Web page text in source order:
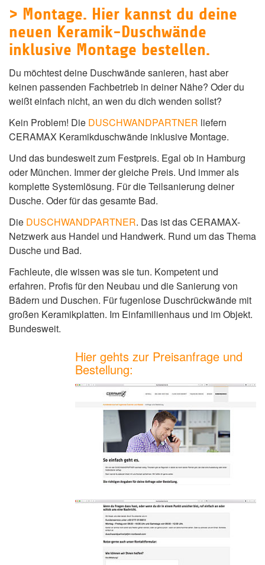
> Montage. Hier kannst du deine
neuen Keramik-Duschwände
inklusive Montage bestellen.
Du möchtest deine Duschwände sanieren, hast aber
keinen passenden Fachbetrieb in deiner Nähe? Oder du
weißt einfach nicht, an wen du dich wenden sollst?
Kein Problem! Die DUSCHWANDPARTNER liefern
CERAMAX Keramikduschwände inklusive Montage.
Und das bundesweit zum Festpreis. Egal ob in Hamburg
oder München. Immer der gleiche Preis. Und immer als
komplette Systemlösung. Für die Teilsanierung deiner
Dusche. Oder für das gesamte Bad.
Die DUSCHWANDPARTNER. Das ist das CERAMAX-
Netzwerk aus Handel und Handwerk. Rund um das Thema
Dusche und Bad.
Fachleute, die wissen was sie tun. Kompetent und
erfahren. Profis für den Neubau und die Sanierung von
Bädern und Duschen. Für fugenlose Duschrückwände mit
großen Keramikplatten. Im Einfamilienhaus und im Objekt.
Bundesweit.
Hier gehts zur Preisanfrage und
Bestellung: